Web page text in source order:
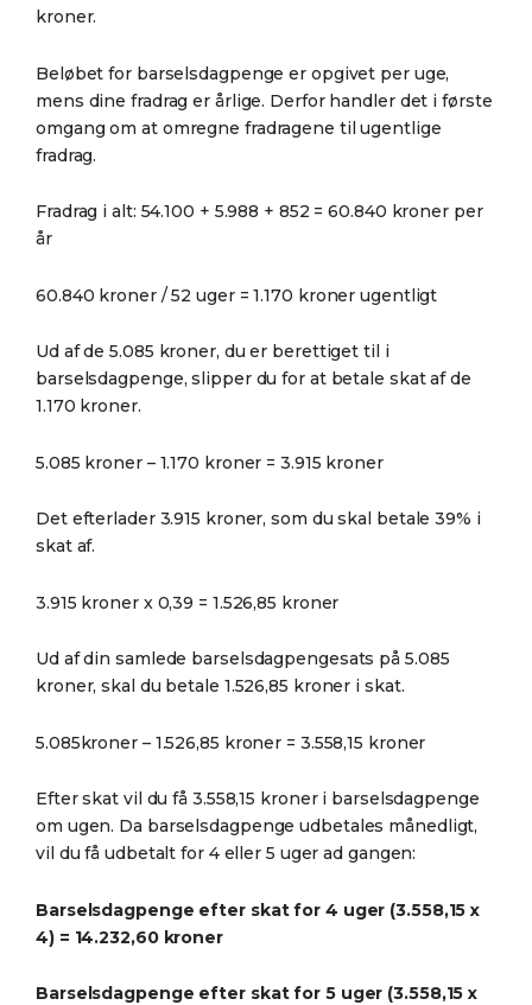
kroner.
Beløbet for barselsdagpenge er opgivet per uge,
mens dine fradrag er årlige. Derfor handler det i første
omgang om at omregne fradragene til ugentlige
fradrag.
Fradrag i alt: 54.100 + 5.988 + 852 = 60.840 kroner per
år
60.840 kroner / 52 uger = 1.170 kroner ugentligt
Ud af de 5.085 kroner, du er berettiget til i
barselsdagpenge, slipper du for at betale skat af de
1.170 kroner.
5.085 kroner – 1.170 kroner = 3.915 kroner
Det efterlader 3.915 kroner, som du skal betale 39% i
skat af.
3.915 kroner x 0,39 = 1.526,85 kroner
Ud af din samlede barselsdagpengesats på 5.085
kroner, skal du betale 1.526,85 kroner i skat.
5.085kroner – 1.526,85 kroner = 3.558,15 kroner
Efter skat vil du få 3.558,15 kroner i barselsdagpenge
om ugen. Da barselsdagpenge udbetales månedligt,
vil du få udbetalt for 4 eller 5 uger ad gangen:
Barselsdagpenge efter skat for 4 uger (3.558,15 x
4) = 14.232,60 kroner
Barselsdagpenge efter skat for 5 uger (3.558,15 x